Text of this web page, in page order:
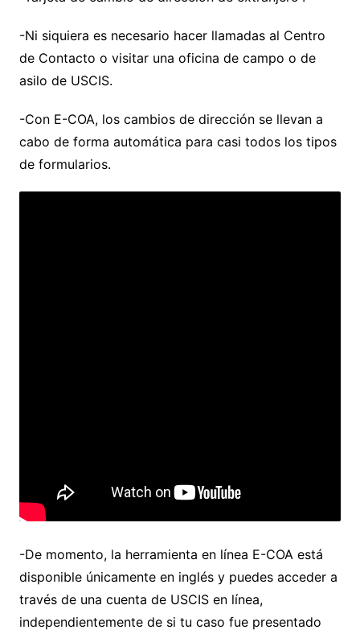
-Ni siquiera es necesario hacer llamadas al Centro
de Contacto o visitar una oficina de campo o de
asilo de USCIS.
-Con E-COA, los cambios de dirección se llevan a
cabo de forma automática para casi todos los tipos
de formularios.
-De momento, la herramienta en línea E-COA está
disponible únicamente en inglés y puedes acceder a
través de una cuenta de USCIS en línea,
independientemente de si tu caso fue presentado